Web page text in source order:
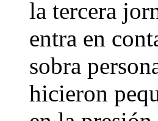
la tercera
entra en
sobra
hicieron